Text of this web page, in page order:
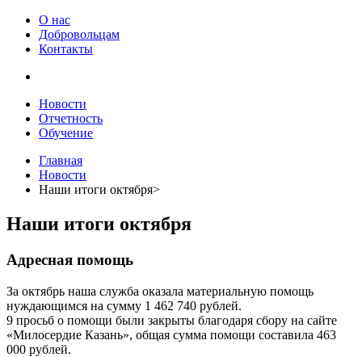
О нас
Добровольцам
Контакты
Новости
Отчетность
Обучение
Главная
Новости
Наши итоги октября>
Наши итоги октября
Адресная помощь
За октябрь наша служба оказала материальную помощь
нуждающимся на сумму 1 462 740 рублей.
9 просьб о помощи были закрыты благодаря сбору на сайте
«Милосердие Казань», общая сумма помощи составила 463
000 рублей.